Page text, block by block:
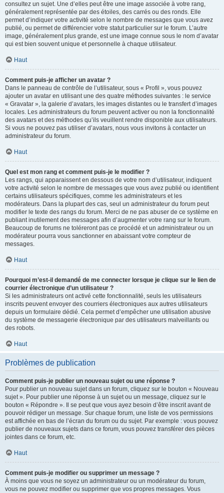
consultez un sujet. Une d’elles peut être une image associée à votre rang,
généralement représentée par des étoiles, des carrés ou des ronds. Elle
permet d’indiquer votre activité selon le nombre de messages que vous avez
publié, ou permet de différencier votre statut particulier sur le forum. L’autre
image, généralement plus grande, est une image connue sous le nom d’avatar
qui est bien souvent unique et personnelle à chaque utilisateur.
Haut
Comment puis-je afficher un avatar ?
Dans le panneau de contrôle de l’utilisateur, sous « Profil », vous pouvez
ajouter un avatar en utilisant une des quatre méthodes suivantes : le service
« Gravatar », la galerie d’avatars, les images distantes ou le transfert d’images
locales. Les administrateurs du forum peuvent activer ou non la fonctionnalité
des avatars et des méthodes qu’ils veuillent rendre disponible aux utilisateurs.
Si vous ne pouvez pas utiliser d’avatars, nous vous invitons à contacter un
administrateur du forum.
Haut
Quel est mon rang et comment puis-je le modifier ?
Les rangs, qui apparaissent en dessous de votre nom d’utilisateur, indiquent
votre activité selon le nombre de messages que vous avez publié ou identifient
certains utilisateurs spécifiques, comme les administrateurs et les
modérateurs. Dans la plupart des cas, seul un administrateur du forum peut
modifier le texte des rangs du forum. Merci de ne pas abuser de ce système en
publiant inutilement des messages afin d’augmenter votre rang sur le forum.
Beaucoup de forums ne toléreront pas ce procédé et un administrateur ou un
modérateur pourra vous sanctionner en abaissant votre compteur de
messages.
Haut
Pourquoi m’est-il demandé de me connecter lorsque je clique sur le lien de
courrier électronique d’un utilisateur ?
Si les administrateurs ont activé cette fonctionnalité, seuls les utilisateurs
inscrits peuvent envoyer des courriers électroniques aux autres utilisateurs
depuis un formulaire dédié. Cela permet d’empêcher une utilisation abusive
du système de messagerie électronique par des utilisateurs malveillants ou
des robots.
Haut
Problèmes de publication
Comment puis-je publier un nouveau sujet ou une réponse ?
Pour publier un nouveau sujet dans un forum, cliquez sur le bouton « Nouveau
sujet ». Pour publier une réponse à un sujet ou un message, cliquez sur le
bouton « Répondre ». Il se peut que vous ayez besoin d’être inscrit avant de
pouvoir rédiger un message. Sur chaque forum, une liste de vos permissions
est affichée en bas de l’écran du forum ou du sujet. Par exemple : vous pouvez
publier de nouveaux sujets dans ce forum, vous pouvez transférer des pièces
jointes dans ce forum, etc.
Haut
Comment puis-je modifier ou supprimer un message ?
À moins que vous ne soyez un administrateur ou un modérateur du forum,
vous ne pouvez modifier ou supprimer que vos propres messages. Vous